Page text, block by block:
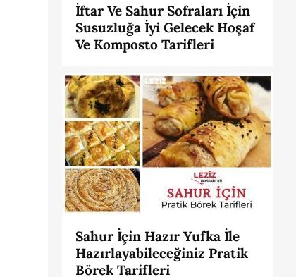
İftar Ve Sahur Sofraları İçin
Susuzluğa İyi Gelecek Hoşaf
Ve Komposto Tarifleri
Sahur İçin Hazır Yufka İle
Hazırlayabileceğiniz Pratik
Börek Tarifleri